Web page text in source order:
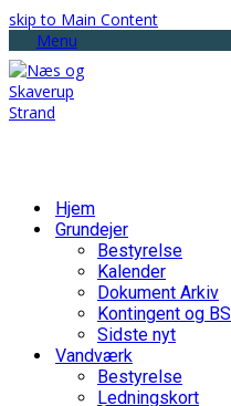
skip to Main Content
Menu
Hjem
Grundejer
Bestyrelse
Kalender
Dokument Arkiv
Kontingent og BS
Sidste nyt
Vandværk
Bestyrelse
Ledningskort